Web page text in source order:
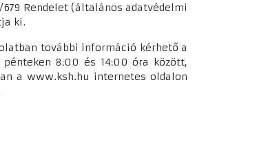
Rendelet (általános adatvédelmi
ki.
további információ kérhető a
8:00 és 14:00 óra között,
a www.ksh.hu internetes oldalon